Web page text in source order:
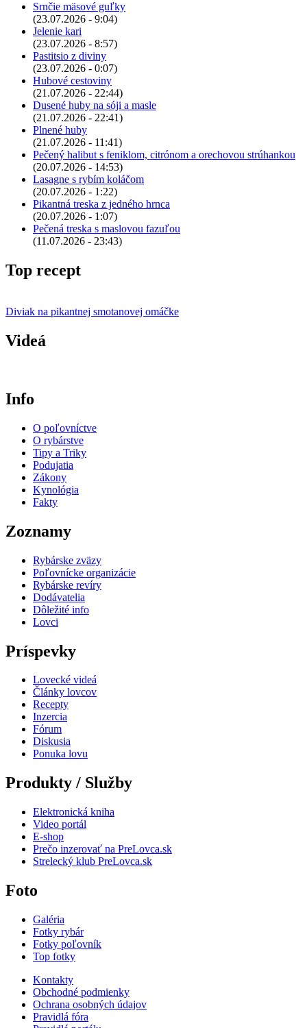
Srnčie mäsové guľky
(23.07.2026 - 9:04)
Jelenie kari
(23.07.2026 - 8:57)
Pastitsio z diviny
(23.07.2026 - 0:07)
Hubové cestoviny
(21.07.2026 - 22:44)
Dusené huby na sóji a masle
(21.07.2026 - 22:41)
Plnené huby
(21.07.2026 - 11:41)
Pečený halibut s feniklom, citrónom a orechovou strúhankou
(20.07.2026 - 14:53)
Lasagne s rybím koláčom
(20.07.2026 - 1:22)
Pikantná treska z jedného hrnca
(20.07.2026 - 1:07)
Pečená treska s maslovou fazuľou
(11.07.2026 - 23:43)
Top recept
Diviak na pikantnej smotanovej omáčke
Videá
Info
O poľovníctve
O rybárstve
Tipy a Triky
Podujatia
Zákony
Kynológia
Fakty
Zoznamy
Rybárske zväzy
Poľovnícke organizácie
Rybárske revíry
Dodávatelia
Dôležité info
Lovci
Príspevky
Lovecké videá
Články lovcov
Recepty
Inzercia
Fórum
Diskusia
Ponuka lovu
Produkty / Služby
Elektronická kniha
Video portál
E-shop
Prečo inzerovať na PreLovca.sk
Strelecký klub PreLovca.sk
Foto
Galéria
Fotky rybár
Fotky poľovník
Top fotky
Kontakty
Obchodné podmienky
Ochrana osobných údajov
Pravidlá fóra